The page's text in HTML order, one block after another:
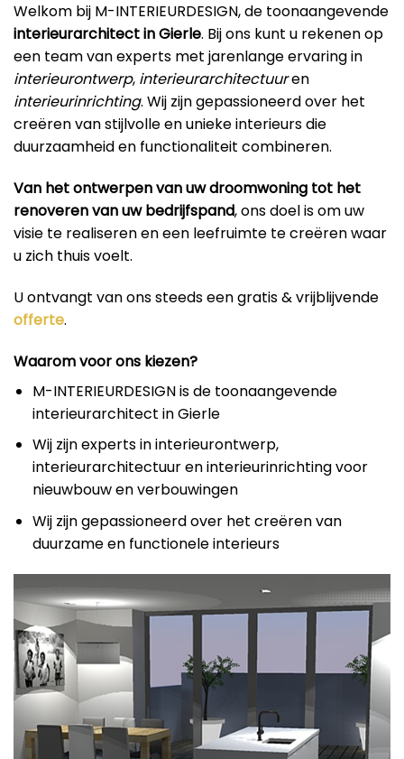
Welkom bij M-INTERIEURDESIGN, de toonaangevende
interieurarchitect in Gierle. Bij ons kunt u rekenen op
een team van experts met jarenlange ervaring in
interieurontwerp, interieurarchitectuuren
interieurinrichting. Wij zijn gepassioneerd over het
creëren van stijlvolle en unieke interieurs die
duurzaamheid en functionaliteit combineren.
Van het ontwerpen van uw droomwoning tot het
renoveren van uw bedrijfspand, ons doel is om uw
visie te realiseren en een leefruimte te creëren waar
u zich thuis voelt.
U ontvangt van ons steeds een gratis & vrijblijvende
offerte.
Waarom voor ons kiezen?
M-INTERIEURDESIGN is de toonaangevende
interieurarchitect in Gierle
Wij zijn experts in interieurontwerp,
interieurarchitectuur en interieurinrichting voor
nieuwbouw en verbouwingen
Wij zijn gepassioneerd over het creëren van
duurzame en functionele interieurs